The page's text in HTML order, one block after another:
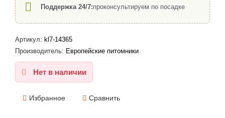
Поддержка 24/7:проконсультируем по посадке
Артикул: kl7-14365
Производитель: Европейские питомники
Нет в наличии
Избранное Сравнить